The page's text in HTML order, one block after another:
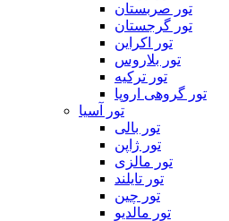
تور صربستان
تور گرجستان
تور اکراین
تور بلاروس
تور ترکیه
تور گروهی اروپا
تور آسیا
تور بالی
تور ژاپن
تور مالزی
تور تایلند
تور چین
تور مالدیو